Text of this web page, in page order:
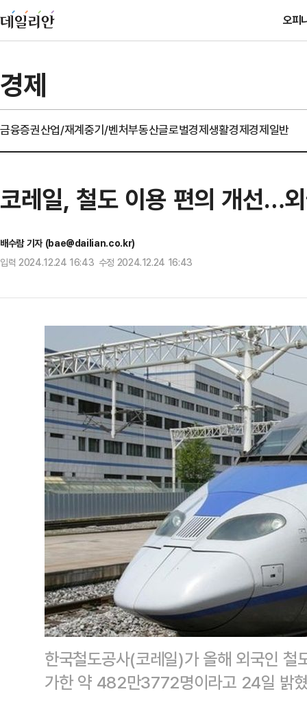
오피
경제
금융증권산업/재계중기/벤처부동산글로벌경제생활경제경제일반
코레일, 철도 이용 편의 개선…
배수람 기자 (bae@dailian.co.kr)
입력 2024.12.24 16:43 수정 2024.12.24 16:43
한국철도공사(코레일)가 올해 외국인
가한 약 482만3772명이라고 24일 밝